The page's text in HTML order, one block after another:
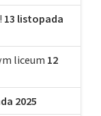
13 listopada
liceum 12
2025